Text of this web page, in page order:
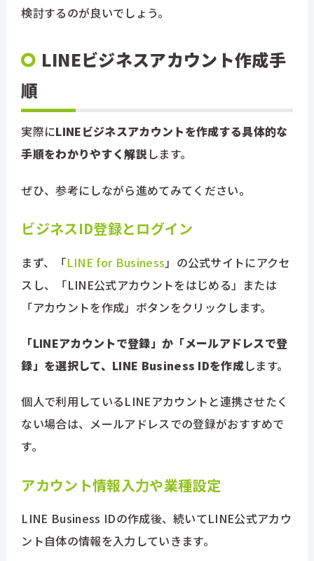
検討するのが良いでしょう。
LINEビジネスアカウント作成手
順
実際にLINEビジネスアカウントを作成する具体的な
手順をわかりやすく解説します。
ぜひ、参考にしながら進めてみてください。
ビジネスID登録とログイン
まず、「LINE for Business 」の公式サイトにアクセ
スし、「LINE公式アカウントをはじめる」または
「アカウントを作成」ボタンをクリックします。
「LINEアカウントで登録」か「メールアドレスで登
録」を選択して、LINE Business IDを作成します。
個人で利用しているLINEアカウントと連携させたく
ない場合は、メールアドレスでの登録がおすすめで
す。
アカウント情報入力や業種設定
LINE Business IDの作成後、続いてLINE公式アカウ
ント自体の情報を入力していきます。